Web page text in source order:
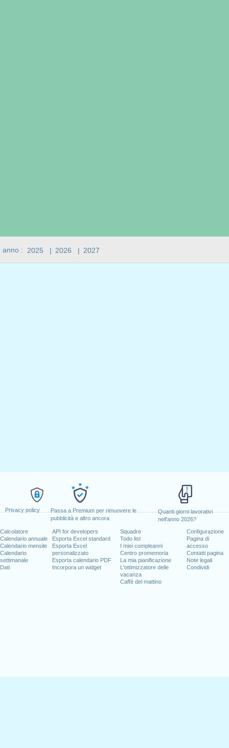
Privacy policy
Passa a Premium per rimuovere le
pubblicità e altro ancora
Quanti giorni lavorativi
nell'anno 2026?
Calcolatore
Calendario annuale
Calendario mensile
Calendario
settimanale
Dati
API for developers
Esporta Excel standard
Esporta Excel
personalizzato
Esporta calendario PDF
Incorpora un widget
Squadre
Todo list
I miei compleanni
Centro promemoria
La mia pianificazione
L'ottimizzatore delle
vacanza
Caffè del mattino
Configurazione
Pagina di
accesso
Contatti pagina
Note legali
Condividi
anno : 2025 | 2026 | 2027